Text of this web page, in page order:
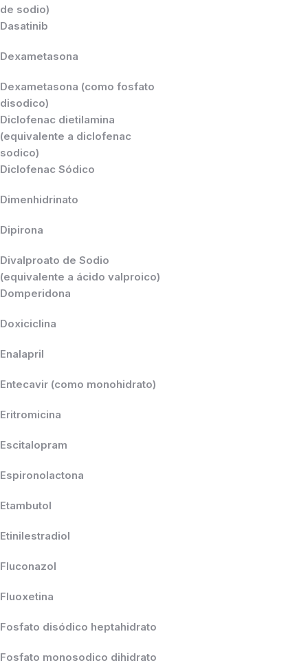
de sodio)
Dasatinib
Dexametasona
Dexametasona (como fosfato
disodico)
Diclofenac dietilamina
(equivalente a diclofenac
sodico)
Diclofenac Sódico
Dimenhidrinato
Dipirona
Divalproato de Sodio
(equivalente a ácido valproico)
Domperidona
Doxiciclina
Enalapril
Entecavir (como monohidrato)
Eritromicina
Escitalopram
Espironolactona
Etambutol
Etinilestradiol
Fluconazol
Fluoxetina
Fosfato disódico heptahidrato
Fosfato monosodico dihidrato